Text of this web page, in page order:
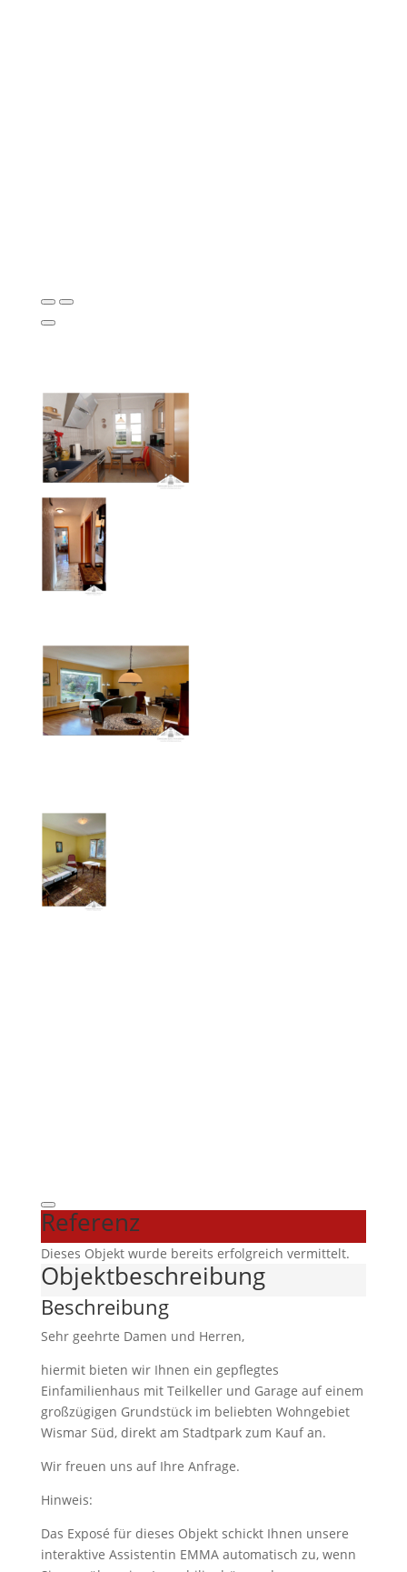
Referenz
Dieses Objekt wurde bereits erfolgreich vermittelt.
Objekt­beschreibung
Beschreibung
Sehr geehrte Damen und Herren,
hiermit bieten wir Ihnen ein gepflegtes
Einfamilienhaus mit Teilkeller und Garage auf einem
großzügigen Grundstück im beliebten Wohngebiet
Wismar Süd, direkt am Stadtpark zum Kauf an.
Wir freuen uns auf Ihre Anfrage.
Hinweis:
Das Exposé für dieses Objekt schickt Ihnen unsere
interaktive Assistentin EMMA automatisch zu, wenn